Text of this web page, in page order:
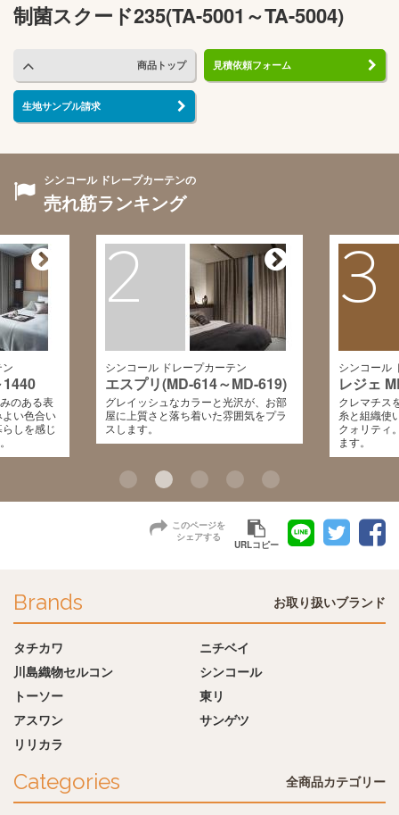
制菌スクード235(TA-5001～TA-5004)
商品トップ 見積依頼フォーム
生地サンプル請求
シンコール ドレープカーテンの
売れ筋ランキング
のある表
い色合い
しを感じ
2
シンコール ドレープカーテン
エスプリ(MD-614～MD-619)
グレイッシュなカラーと光沢が、お部
屋に上質さと落ち着いた雰囲気をプラ
スします。
3
シンコール
レジェ
クレマチス
糸と組織使
クォリティ
ます。
このページを
シェアする
URLコピー
Brands お取り扱いブランド
タチカワ
ニチベイ
川島織物セルコン
シンコール
トーソー
東リ
アスワン
サンゲツ
リリカラ
Categories 全商品カテゴリー